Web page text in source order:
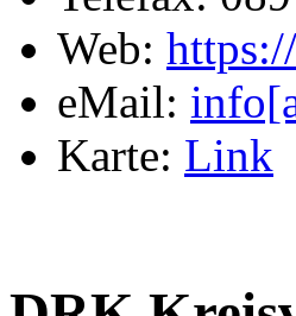
Web:
eMail:
Karte: Link